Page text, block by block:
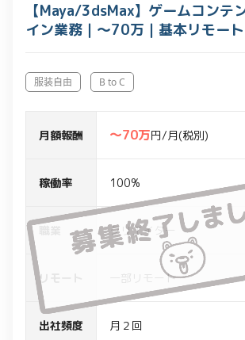
【Maya/3dsMax】ゲームコンテ
イン業務｜～70万｜基本リモート
服装自由 B to C
月額報酬 〜70万円/月(税別)
稼働率 100%
クリエイター
リモート 一部リモート
出社頻度 月２回